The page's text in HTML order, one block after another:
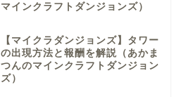
マインクラフトダンジョンズ）
【マイクラダンジョンズ】タワー
の出現方法と報酬を解説（あかま
つんのマインクラフトダンジョン
ズ）